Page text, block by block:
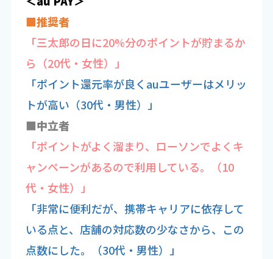
■推奨者
「三太郎の日に20%分のポイントが貯まるか
ら（20代・女性）」
「ポイント還元率が良くauユーザーはメリッ
トが高い（30代・男性）」
■中立者
「ポイントがよく溜まり、ローソンでよくキ
ャンペーンがあるので利用している。（10
代・女性）」
「非常に便利だが、携帯キャリアに依存して
いる点と、店舗の対応数の少なさから、この
点数にした。（30代・男性）」